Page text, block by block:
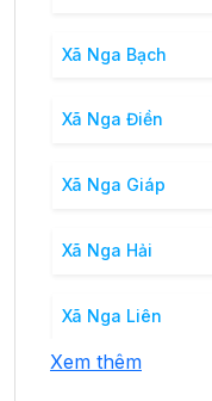
Xã Nga Bạch
Xã Nga Điền
Xã Nga Giáp
Xã Nga Hải
Xã Nga Liên
Xem thêm